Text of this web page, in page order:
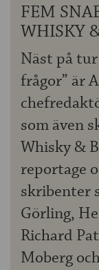
FEM
WHISKY
Näst på tur
frågor” är
som även
Whisky &
reportage
skribenter
Görling,
Richard
Moberg